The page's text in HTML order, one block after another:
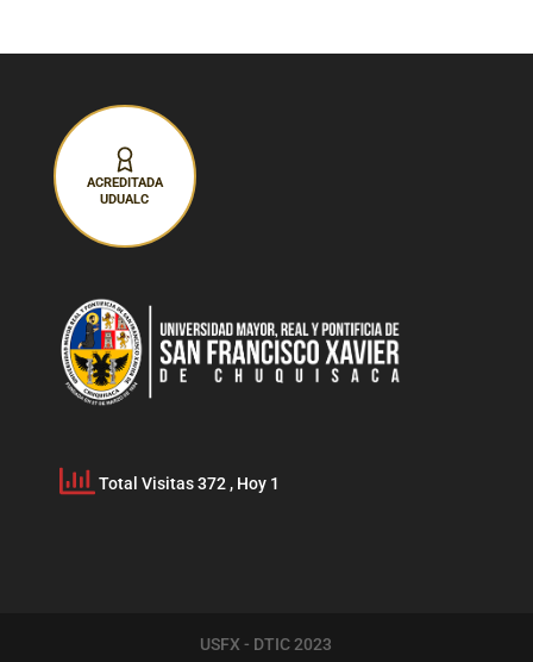
ACREDITADA
UDUALC
Total Visitas 372 , Hoy 1
USFX - DTIC 2023